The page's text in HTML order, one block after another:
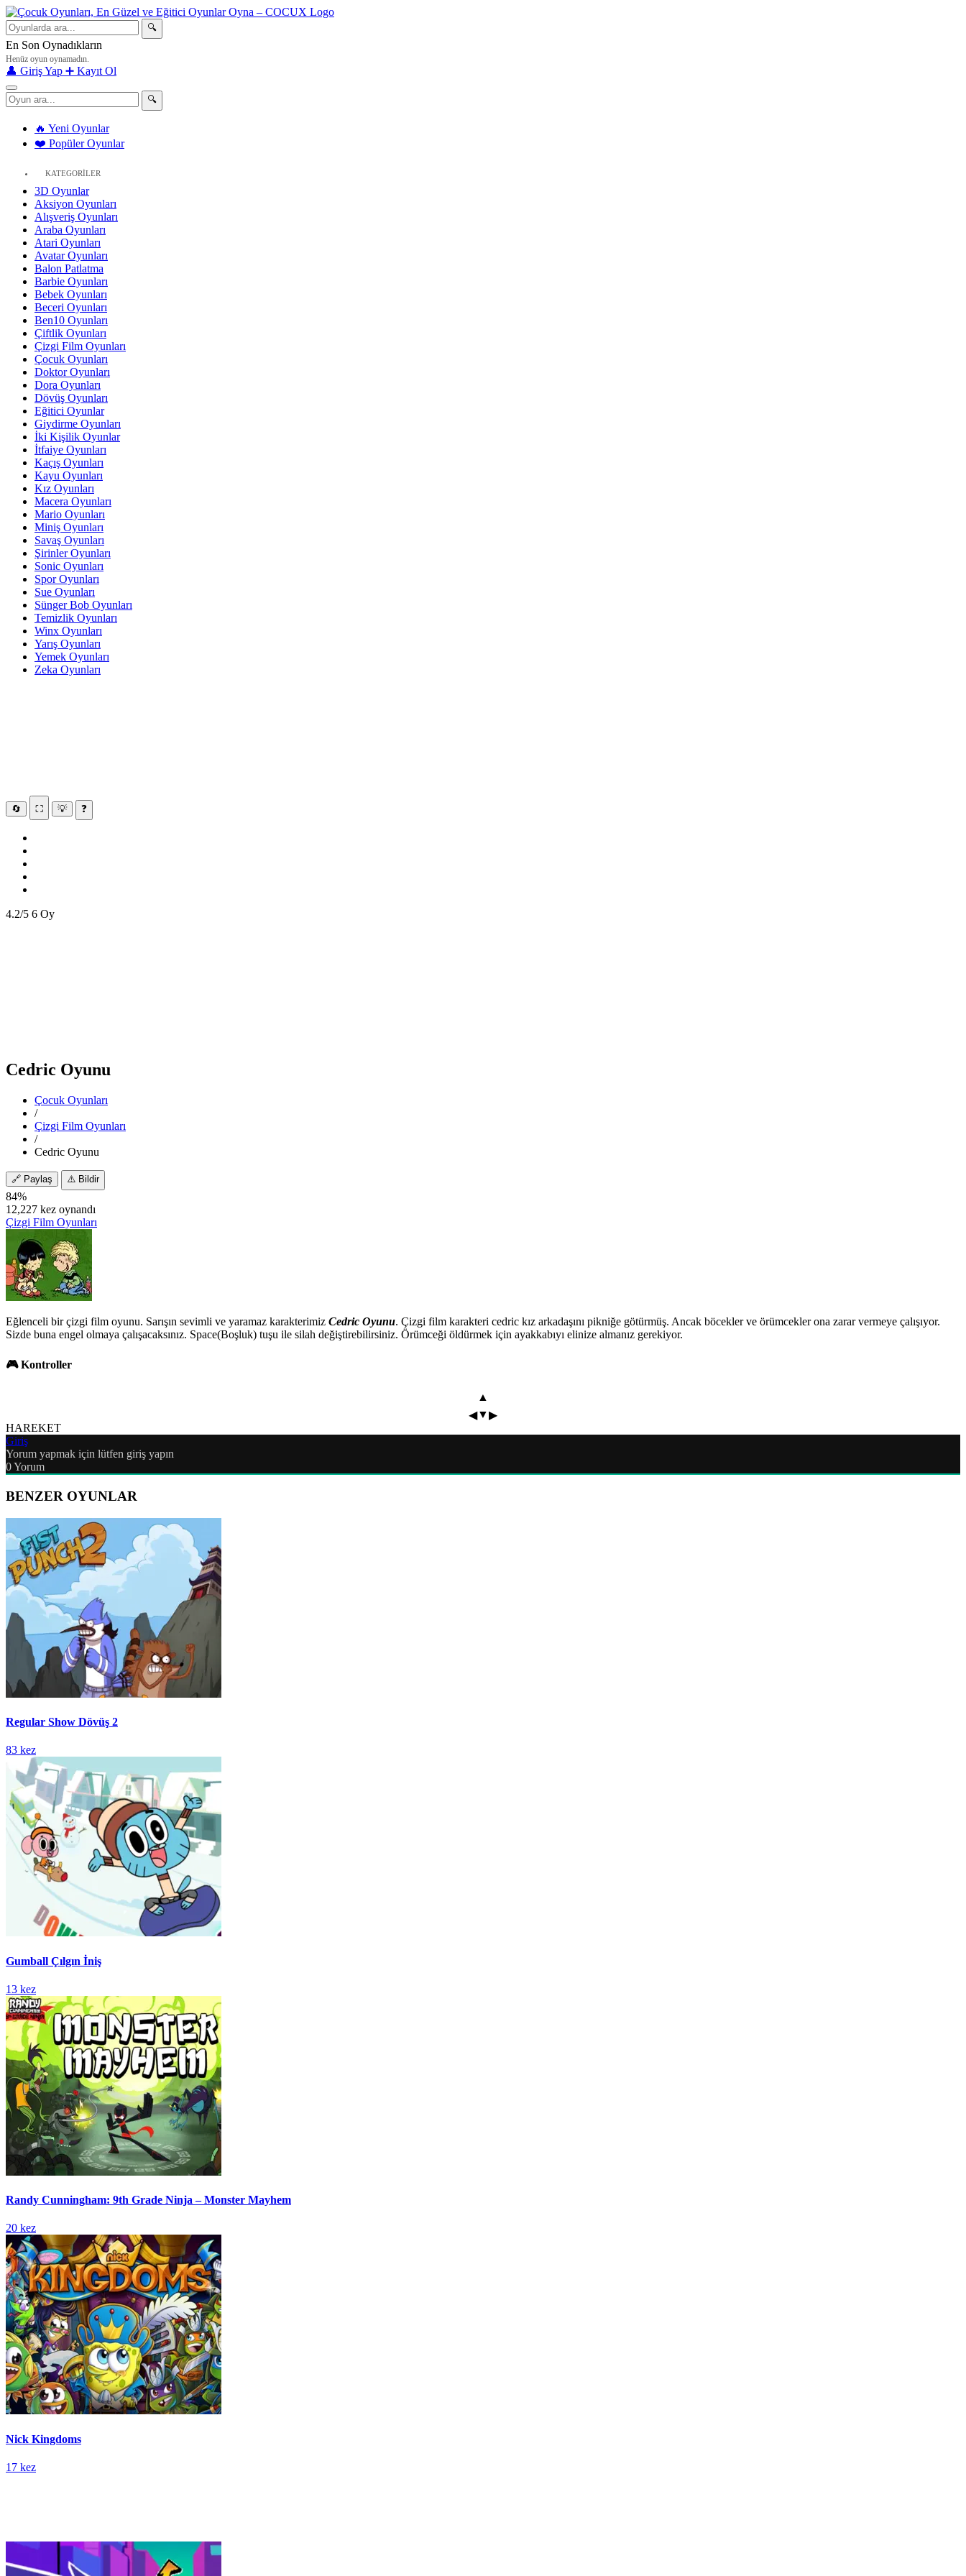
🔍
En Son Oynadıkların
Henüz oyun oynamadın.
👤 Giriş Yap ➕ Kayıt Ol
🔍
🔥 Yeni Oyunlar
❤️ Popüler Oyunlar
KATEGORİLER
3D Oyunlar
Aksiyon Oyunları
Alışveriş Oyunları
Araba Oyunları
Atari Oyunları
Avatar Oyunları
Balon Patlatma
Barbie Oyunları
Bebek Oyunları
Beceri Oyunları
Ben10 Oyunları
Çiftlik Oyunları
Çizgi Film Oyunları
Çocuk Oyunları
Doktor Oyunları
Dora Oyunları
Dövüş Oyunları
Eğitici Oyunlar
Giydirme Oyunları
İki Kişilik Oyunlar
İtfaiye Oyunları
Kaçış Oyunları
Kayu Oyunları
Kız Oyunları
Macera Oyunları
Mario Oyunları
Miniş Oyunları
Savaş Oyunları
Şirinler Oyunları
Sonic Oyunları
Spor Oyunları
Sue Oyunları
Sünger Bob Oyunları
Temizlik Oyunları
Winx Oyunları
Yarış Oyunları
Yemek Oyunları
Zeka Oyunları
🔄 ⛶ 💡 ❓
4.2/5 6 Oy
Cedric Oyunu
Çocuk Oyunları
/
Çizgi Film Oyunları
/
Cedric Oyunu
🔗 Paylaş ⚠️ Bildir
84%
12,227 kez oynandı
Çizgi Film Oyunları
Eğlenceli bir çizgi film oyunu. Sarışın sevimli ve yaramaz karakterimiz Cedric Oyunu. Çizgi film karakteri cedric kız arkadaşını pikniğe götürmüş. Ancak böcekler ve örümcekler ona zarar vermeye çalışıyor.
Sizde buna engel olmaya çalışacaksınız. Space(Boşluk) tuşu ile silah değiştirebilirsiniz. Örümceği öldürmek için ayakkabıyı elinize almanız gerekiyor.
🎮 Kontroller
▲
◀▼▶
HAREKET
Giriş
Yorum yapmak için lütfen giriş yapın
0Yorum
BENZER OYUNLAR
Regular Show Dövüş 2
83 kez
Gumball Çılgın İniş
13 kez
Randy Cunningham: 9th Grade Ninja – Monster Mayhem
20 kez
Nick Kingdoms
17 kez